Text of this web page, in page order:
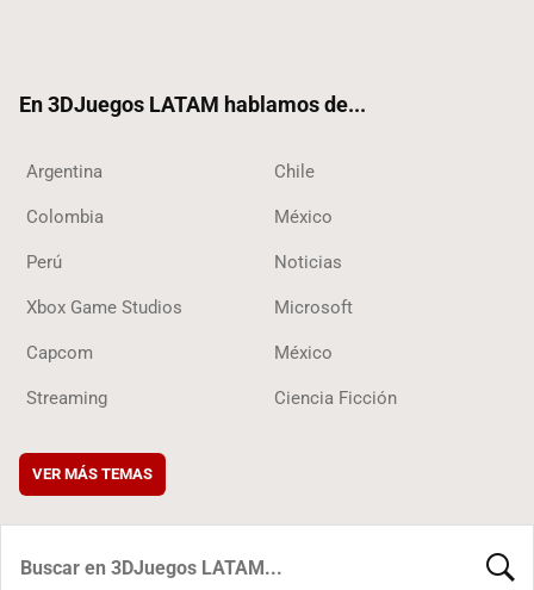
En 3DJuegos LATAM hablamos de...
Argentina Chile
Colombia México
Perú Noticias
Xbox Game Studios Microsoft
Capcom México
Streaming Ciencia Ficción
VER MÁS TEMAS